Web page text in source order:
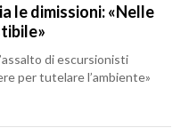
le dimissioni: «Nelle
di escursionisti
per tutelare l’ambiente»